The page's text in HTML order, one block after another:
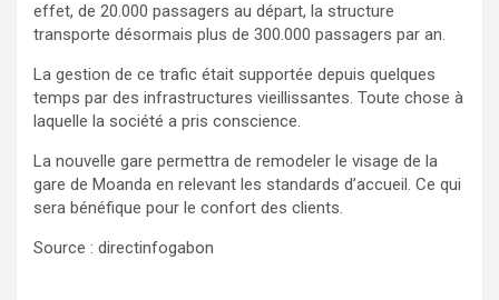
effet, de 20.000 passagers au départ, la structure
transporte désormais plus de 300.000 passagers par an.
La gestion de ce trafic était supportée depuis quelques
temps par des infrastructures vieillissantes. Toute chose à
laquelle la société a pris conscience.
La nouvelle gare permettra de remodeler le visage de la
gare de Moanda en relevant les standards d’accueil. Ce qui
sera bénéfique pour le confort des clients.
Source : directinfogabon